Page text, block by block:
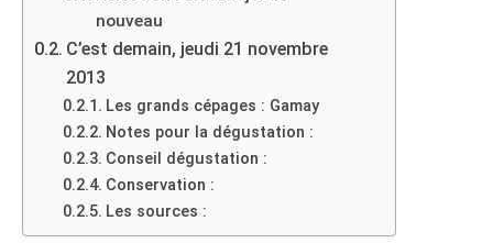
nouveau
C’est demain, jeudi 21 novembre
2013
Les grands cépages : Gamay
Notes pour la dégustation :
Conseil dégustation :
Conservation :
Les sources :